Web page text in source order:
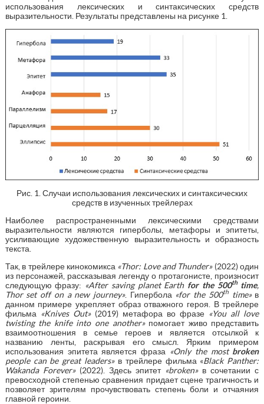
использования лексических и синтаксических средств
выразительности. Результаты представлены на рисунке 1.
Рис. 1. Случаи использования лексических и синтаксических
средств в изученных трейлерах
Наиболее распространенными лексическими средствами
выразительности являются гиперболы, метафоры и эпитеты,
усиливающие художественную выразительность и образность
текста.
Так, в трейлере кинокомикса «Thor: Love and Thunder»(2022) один
из персонажей, рассказывая легенду о протагонисте, произносит
следующую фразу: «After saving planet Earth for the 500thtime,
Thor set off on a new journey». Гипербола «for the500th time» в
данном примере укрепляет образ отважного героя. В трейлере
фильма
«Knives Out»(2019) метафора во фразе «You all love
twisting the knife into one another» помогает живо представить
взаимоотношения в семье героев и является отсылкой к
названию ленты, раскрывая его смысл. Ярким примером
использования эпитета является фраза «Only the most broken
people can be great leaders»в трейлере фильма «Black Panther:
Wakanda Forever» (2022). Здесь эпитет «broken»в сочетании с
превосходной степенью сравнения придает сцене трагичность и
позволяет зрителям прочувствовать степень боли и отчаяния
главной героини.